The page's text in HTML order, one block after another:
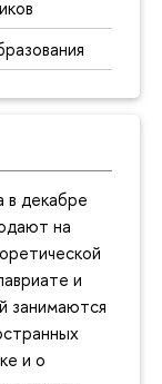
в декабре
на
и
занимаются
и о